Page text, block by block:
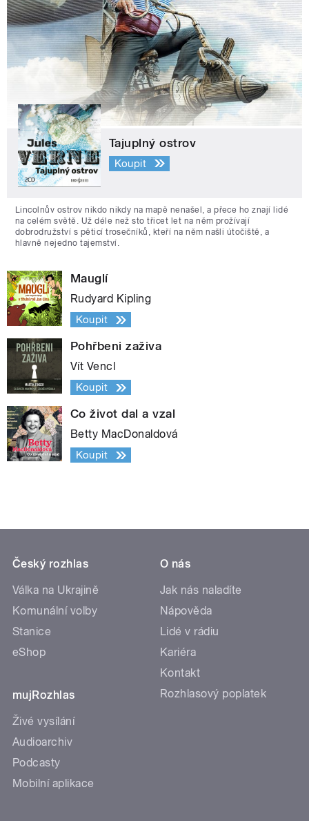
Tajuplný ostrov
Koupit
Lincolnův ostrov nikdo nikdy na mapě nenašel, a přece ho znají lidé
na celém světě. Už déle než sto třicet let na něm prožívají
dobrodružství s pěticí trosečníků, kteří na něm našli útočiště, a
hlavně nejedno tajemství.
Mauglí
Rudyard Kipling
Koupit
Pohřbeni zaživa
Vít Vencl
Koupit
Co život dal a vzal
Betty MacDonaldová
Koupit
Český rozhlas
Válka na Ukrajině
Komunální volby
Stanice
eShop
mujRozhlas
Živé vysílání
Audioarchiv
Podcasty
Mobilní aplikace
O nás
Jak nás naladíte
Nápověda
Lidé v rádiu
Kariéra
Kontakt
Rozhlasový poplatek